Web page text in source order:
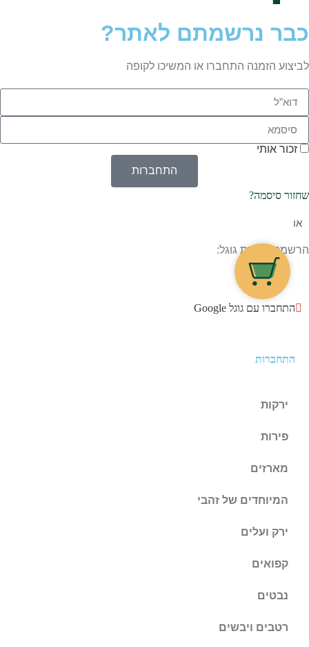
כבר נרשמתם לאתר?
לביצוע הזמנה התחברו או המשיכו לקופה
זכור אותי
התחברות
שחזור סיסמה?
או
הרשמה בעזרת גוגל:
התחברו עם גוגל Google
התחברות
ירקות
פירות
מארזים
המיוחדים של זהבי
ירק ועלים
קפואים
נבטים
רטבים ויבשים